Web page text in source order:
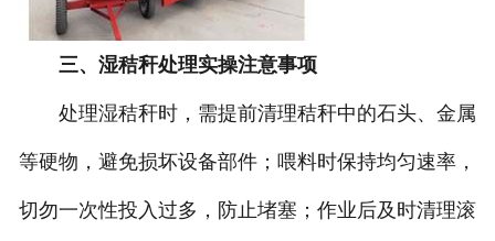
三、湿秸秆处理实操注意事项
处理湿秸秆时，需提前清理秸秆中的石头、金属
等硬物，避免损坏设备部件；喂料时保持均匀速率，
切勿一次性投入过多，防止堵塞；作业后及时清理滚